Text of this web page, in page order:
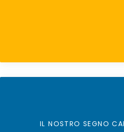
IL NOSTRO SEGNO